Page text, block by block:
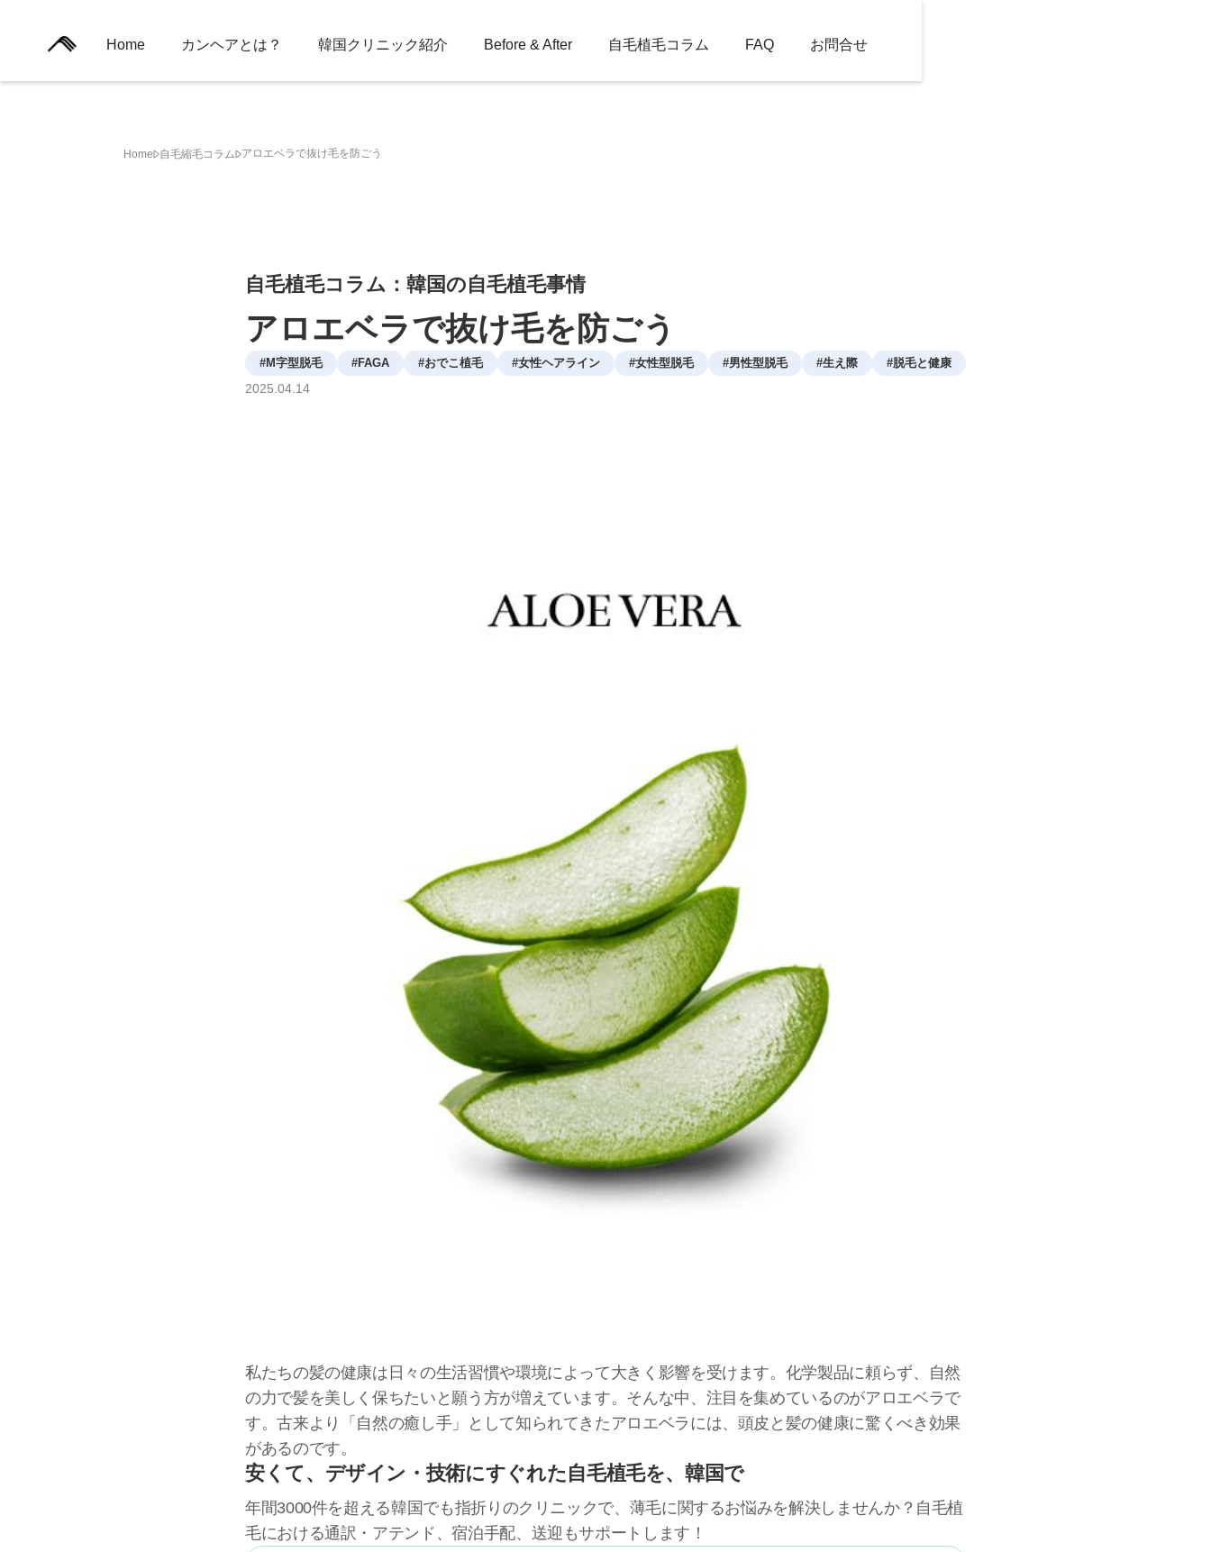
Home カンヘアとは？ 韓国クリニック紹介 Before & After 自毛植毛コラム FAQ お問合せ
Home 自毛縮毛コラム アロエベラで抜け毛を防ごう
自毛植毛コラム：韓国の自毛植毛事情
アロエベラで抜け毛を防ごう
#M字型脱毛 #FAGA #おでこ植毛 #女性ヘアライン #女性型脱毛 #男性型脱毛 #生え際 #脱毛と健康
2025 04 14
私たちの髪の健康は日々の生活習慣や環境によって大きく影響を受けます。化学製品に頼らず、自然
の力で髪を美しく保ちたいと願う方が増えています。そんな中、注目を集めているのがアロエベラで
す。古来より「自然の癒し手」として知られてきたアロエベラには、頭皮と髪の健康に驚くべき効果
があるのです。
安くて、デザイン・技術にすぐれた自毛植毛を、韓国で
年間3000件を超える韓国でも指折りのクリニックで、薄毛に関するお悩みを解決しませんか？自毛植
毛における通訳・アテンド、宿泊手配、送迎もサポートします！